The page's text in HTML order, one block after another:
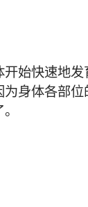
始快速地
身体各部